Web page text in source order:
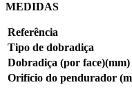
MEDIDAS
Referência
Tipo de dobradiça
Dobradiça (por face)(mm)
Orifício do pendurador